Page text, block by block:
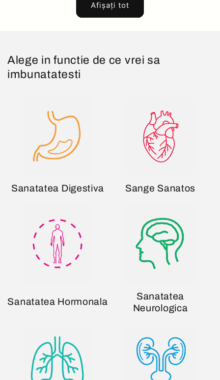
Afișați tot
Alege in functie de ce vrei sa
imbunatatesti
Sanatatea Digestiva Sange Sanatos
Sanatatea Hormonala
Sanatatea
Neurologica